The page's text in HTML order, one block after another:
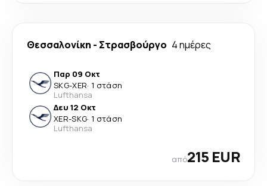
Θεσσαλονίκη - Στρασβούργο 4 ημέρες
Παρ 09 Οκτ
SKG-XER· 1 στάση
Lufthansa
Δευ 12 Οκτ
XER-SKG· 1 στάση
Lufthansa
από215 EUR